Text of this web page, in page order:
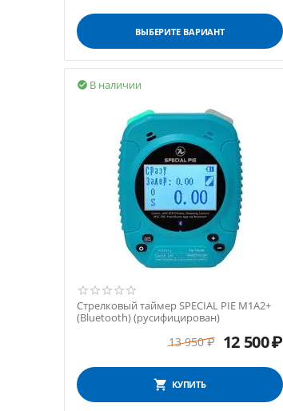
ВЫБЕРИТЕ ВАРИАНТ
В наличии

Стрелковый таймер SPECIAL PIE M1A2+
(Bluetooth) (русифицирован)
13 950 ₽ 12 500₽
КУПИТЬ